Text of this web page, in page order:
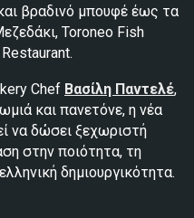
βραδινό μπουφέ έως τα
Toroneo Fish
Chef Βασίλη Παντελέ,
και πανετόνε, η νέα
να δώσει ξεχωριστή
στην ποιότητα, τη
δημιουργικότητα.